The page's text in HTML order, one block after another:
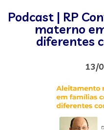
Podcast | RP
materno
diferentes
13/